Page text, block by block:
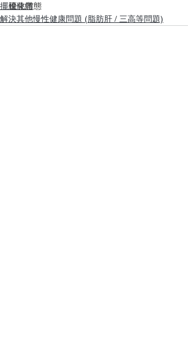
優化體態
擺脫膝痛
解決其他慢性健康問題 (脂肪肝 / 三高等問題)